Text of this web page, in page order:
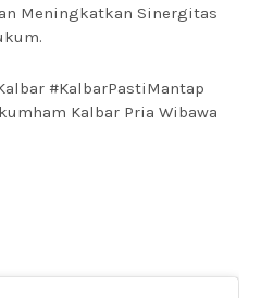
Meningkatkan Sinergitas
#KalbarPastiMantap
Kalbar Pria Wibawa